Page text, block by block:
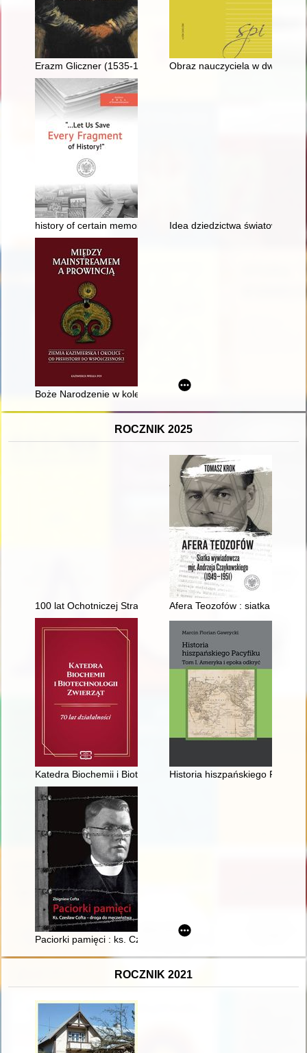
Erazm Gliczner (1535-1603) : przywódca polskiego
Obraz nauczyciela w
history of certain memoirs : Stefan Szyłkiewicz, soldier of the
Idea dziedzictwa światowego i
Boże Narodzenie w kolegiacie wiślickiej na tle analogicznych
ROCZNIK 2025
100 lat Ochotniczej Straży Pożarnej w Kożuchowie (1925-
Afera Teozofów : siatka
Katedra Biochemii i Biotechnologii Zwierząt : 70 lat działalności
Historia hiszpańskiego
Paciorki pamięci : ks. Czesław Cofta - droga do męczeństwa
ROCZNIK 2021